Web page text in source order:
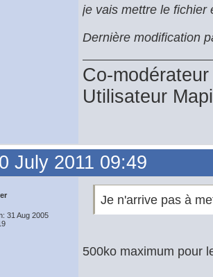
je vais mettre le fichier
Dernière modification
Co-
Utilisateur
July 2011 09:49
31 Aug 2005
Je n'arrive pas à
500ko maximum pour